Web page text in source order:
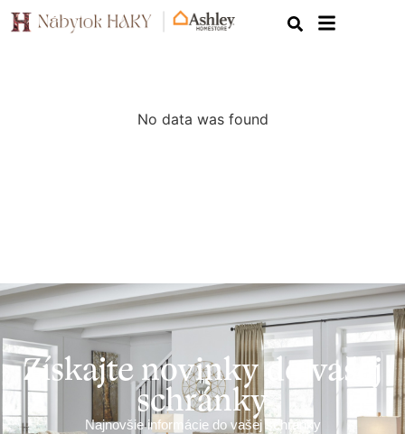
No data was found
Získajte novinky do vašej
schránky
Najnovšie informácie do vašej schránky